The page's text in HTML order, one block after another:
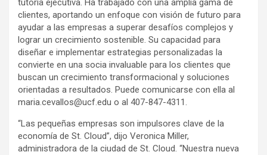
tutoría ejecutiva. Ha trabajado con una amplia gama de
clientes, aportando un enfoque con visión de futuro para
ayudar a las empresas a superar desafíos complejos y
lograr un crecimiento sostenible. Su capacidad para
diseñar e implementar estrategias personalizadas la
convierte en una socia invaluable para los clientes que
buscan un crecimiento transformacional y soluciones
orientadas a resultados. Puede comunicarse con ella al
maria.cevallos@ucf.edu o al 407-847-4311.
“Las pequeñas empresas son impulsores clave de la
economía de St. Cloud”, dijo Veronica Miller,
administradora de la ciudad de St. Cloud. “Nuestra nueva